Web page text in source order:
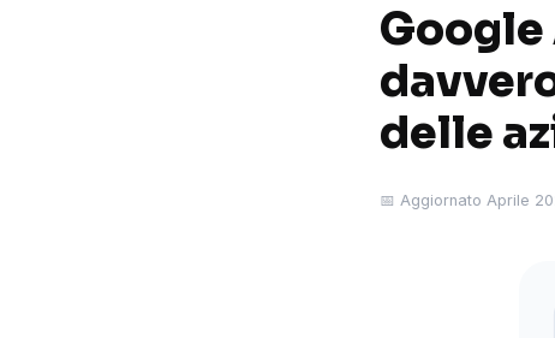
Google
delle
📅 Aggiornato Aprile